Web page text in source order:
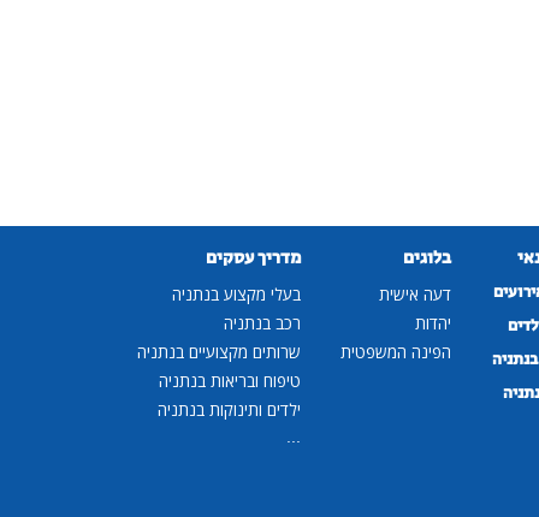
בלוגים
דעה אישית
יהדות
הפינה המשפטית
מדריך עסקים
בעלי מקצוע בנתניה
רכב בנתניה
שרותים מקצועיים בנתניה
טיפוח ובריאות בנתניה
ילדים ותינוקות בנתניה